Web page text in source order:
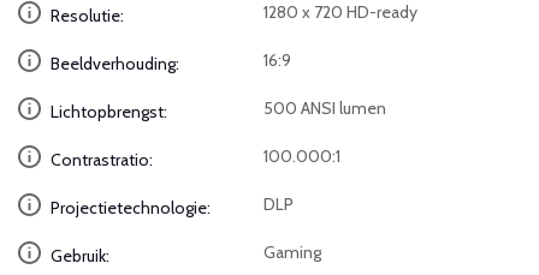
Resolutie: 1280 x 720 HD-ready
Beeldverhouding: 16:9
Lichtopbrengst: 500 ANSI lumen
Contrastratio: 100.000:1
Projectietechnologie: DLP
Gebruik: Gaming